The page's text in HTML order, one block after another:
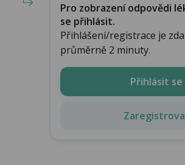
Pro zobrazení odpovědi
se přihlásit.
Přihlášení/registrace je
průměrně 2 minuty.
Přihlásit se